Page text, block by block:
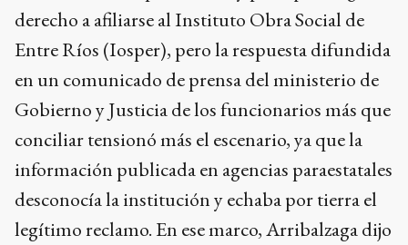
derecho a afiliarse al Instituto Obra Social de
Entre Ríos (Iosper), pero la respuesta difundida
en un comunicado de prensa del ministerio de
Gobierno y Justicia de los funcionarios más que
conciliar tensionó más el escenario, ya que la
información publicada en agencias paraestatales
desconocía la institución y echaba por tierra el
legítimo reclamo. En ese marco, Arribalzaga dijo